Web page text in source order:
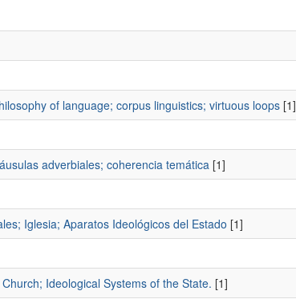
of language; corpus linguistics; virtuous loops[1]
adverbiales; coherencia temática[1]
Iglesia; Aparatos Ideológicos del Estado [1]
Ideological Systems of the State. [1]